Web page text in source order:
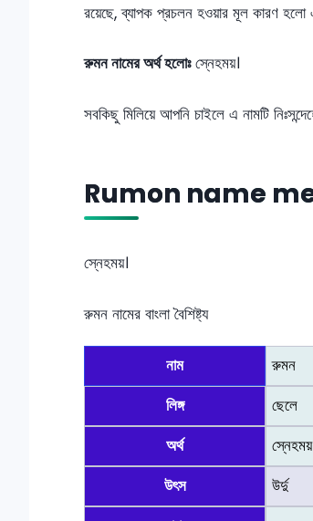
রয়েছে, ব্যাপক প্রচলন হওয়ার মূল কারণ হলো
রুমন নামের অর্থ হলোঃস্নেহময়।
সবকিছু মিলিয়ে আপনি চাইলে এ নামটি
Rumon name
স্নেহময়।
রুমন নামের বাংলা বৈশিষ্ট্য
নাম রুমন
লিঙ্গ ছেলে
অর্থ স্নেহময়
উৎস উর্দু